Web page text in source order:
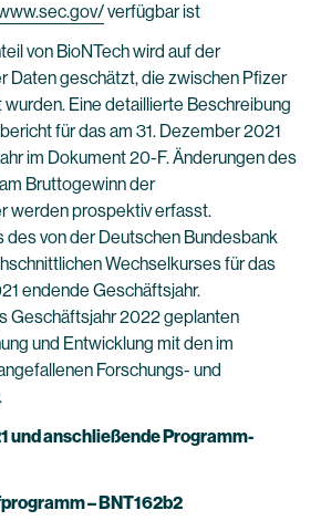
verfügbar ist
von BioNTech wird auf der
Daten geschätzt, die zwischen Pfizer
Eine detaillierte Beschreibung
für das am 31. Dezember 2021
im Dokument 20-F. Änderungen des
Bruttogewinn der
werden prospektiv erfasst.
des von der Deutschen Bundesbank
Wechselkurses für das
endende Geschäftsjahr.
Geschäftsjahr 2022 geplanten
und Entwicklung mit den im
Forschungs- und
und anschließende Programm-
– BNT162b2